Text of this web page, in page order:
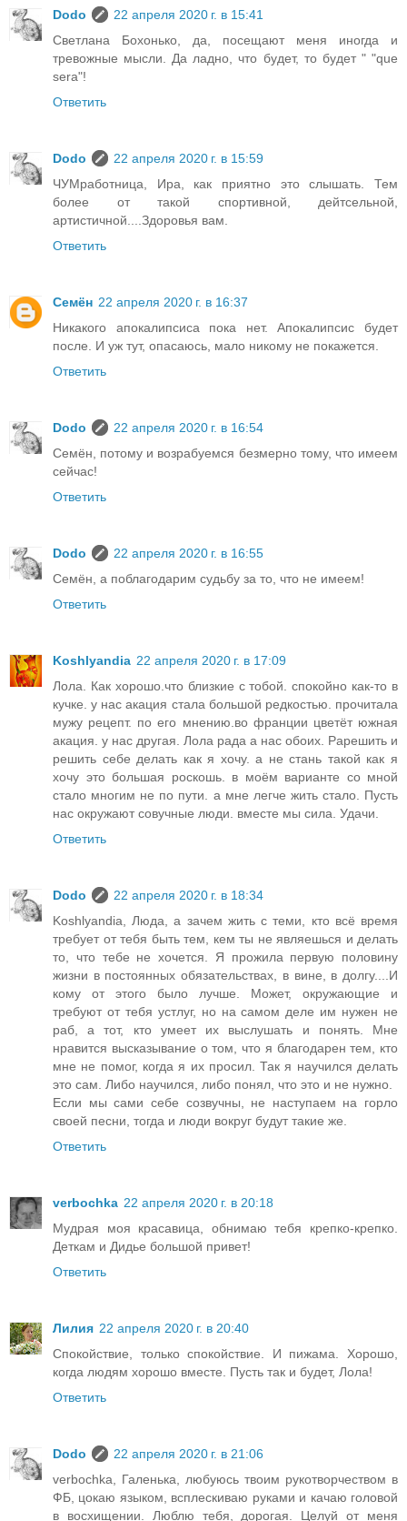
Dodo
22 апреля 2020 г. в 15:41
Светлана Бохонько, да, посещают меня иногда и
тревожные мысли. Да ладно, что будет, то будет " "que
sera"!
Ответить
Dodo
22 апреля 2020 г. в 15:59
ЧУМработница, Ира, как приятно это слышать. Тем
более от такой спортивной, дейтсельной,
артистичной....Здоровья вам.
Ответить
Семён 22 апреля 2020 г. в 16:37
Никакого апокалипсиса пока нет. Апокалипсис будет
после. И уж тут, опасаюсь, мало никому не покажется.
Ответить
Dodo
22 апреля 2020 г. в 16:54
Семён, потому и возрабуемся безмерно тому, что имеем
сейчас!
Ответить
Dodo
22 апреля 2020 г. в 16:55
Семён, а поблагодарим судьбу за то, что не имеем!
Ответить
Koshlyandia 22 апреля 2020 г. в 17:09
Лола. Как хорошо.что близкие с тобой. спокойно как-то в
кучке. у нас акация стала большой редкостью. прочитала
мужу рецепт. по его мнению.во франции цветёт южная
акация. у нас другая. Лола рада а нас обоих. Рарешить и
решить себе делать как я хочу. а не стань такой как я
хочу это большая роскошь. в моём варианте со мной
стало многим не по пути. а мне легче жить стало. Пусть
нас окружают совучные люди. вместе мы сила. Удачи.
Ответить
Dodo
22 апреля 2020 г. в 18:34
Koshlyandia, Люда, а зачем жить с теми, кто всё время
требует от тебя быть тем, кем ты не являешься и делать
то, что тебе не хочется. Я прожила первую половину
жизни в постоянных обязательствах, в вине, в долгу....И
кому от этого было лучше. Может, окружающие и
требуют от тебя устлуг, но на самом деле им нужен не
раб, а тот, кто умеет их выслушать и понять. Мне
нравится высказывание о том, что я благодарен тем, кто
мне не помог, когда я их просил. Так я научился делать
это сам. Либо научился, либо понял, что это и не нужно.
Если мы сами себе созвучны, не наступаем на горло
своей песни, тогда и люди вокруг будут такие же.
Ответить
verbochka 22 апреля 2020 г. в 20:18
Мудрая моя красавица, обнимаю тебя крепко-крепко.
Деткам и Дидье большой привет!
Ответить
Лилия 22 апреля 2020 г. в 20:40
Спокойствие, только спокойствие. И пижама. Хорошо,
когда людям хорошо вместе. Пусть так и будет, Лола!
Ответить
Dodo
22 апреля 2020 г. в 21:06
verbochka, Галенька, любуюсь твоим рукотворчеством в
ФБ, цокаю языком, всплескиваю руками и качаю головой
в восхищении. Люблю тебя, дорогая. Целуй от меня